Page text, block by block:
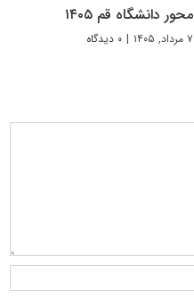
محور دانشگاه قم ۱۴۰۵
۷ مرداد, ۱۴۰۵ | ۰ دیدگاه